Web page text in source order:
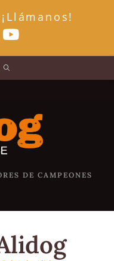
DE CAMPEONES